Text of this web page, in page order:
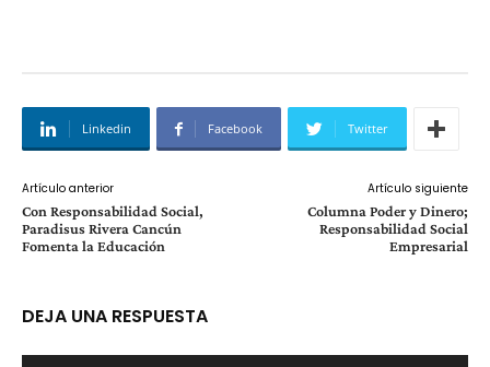
Linkedin Facebook Twitter
Artículo anterior
Con Responsabilidad Social,
Paradisus Rivera Cancún
Fomenta la Educación
Artículo siguiente
Columna Poder y Dinero;
Responsabilidad Social
Empresarial
DEJA UNA RESPUESTA